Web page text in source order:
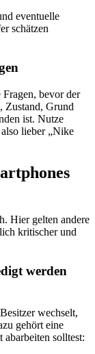
eventuelle
schätzen
bevor der
Zustand, Grund
ist. Nutze
lieber „Nike
Hier gelten andere
kritischer und
werden
wechselt,
gehört eine
solltest: